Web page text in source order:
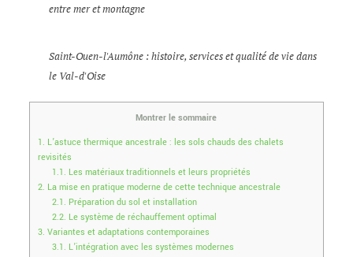
entre mer et montagne
Saint-Ouen-l'Aumône : histoire, services et qualité de vie dans
le Val-d'Oise
Montrer le sommaire
1. L’astuce thermique ancestrale : les sols chauds des chalets
revisités
1.1. Les matériaux traditionnels et leurs propriétés
2. La mise en pratique moderne de cette technique ancestrale
2.1. Préparation du sol et installation
2.2. Le système de réchauffement optimal
3. Variantes et adaptations contemporaines
3.1. L’intégration avec les systèmes modernes